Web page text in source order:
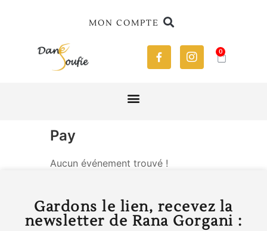
MON COMPTE
0
Pay
Aucun événement trouvé !
Gardons le lien, recevez la
newsletter de Rana Gorgani :